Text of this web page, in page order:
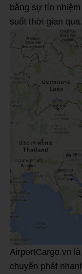
bằng sự tín
suốt thời gian qua.
AirportCargo.vn
chuyển phát